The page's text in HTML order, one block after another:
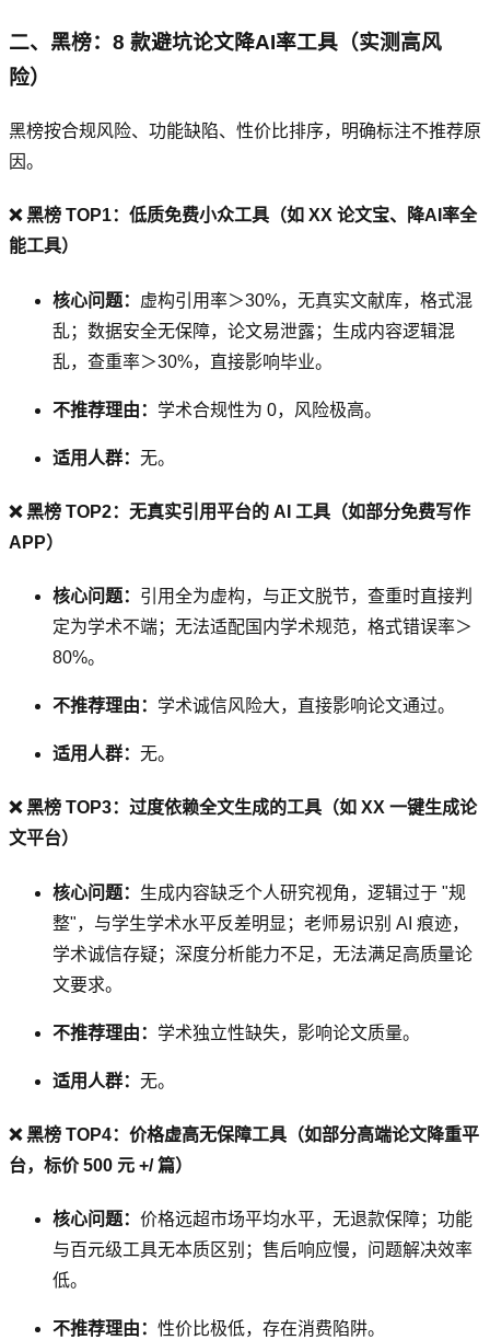
二、黑榜：8 款避坑论文降AI率工具（实测高风
险）
黑榜按合规风险、功能缺陷、性价比排序，明确标注不推荐原
因。
❌ 黑榜 TOP1：低质免费小众工具（如 XX 论文宝、降AI率全
能工具）
核心问题： 虚构引用率＞30%，无真实文献库，格式混
乱；数据安全无保障，论文易泄露；生成内容逻辑混
乱，查重率＞30%，直接影响毕业。
不推荐理由： 学术合规性为 0，风险极高。
适用人群： 无。
❌ 黑榜 TOP2：无真实引用平台的 AI 工具（如部分免费写作
APP）
核心问题： 引用全为虚构，与正文脱节，查重时直接判
定为学术不端；无法适配国内学术规范，格式错误率＞
80%。
不推荐理由： 学术诚信风险大，直接影响论文通过。
适用人群： 无。
❌ 黑榜 TOP3：过度依赖全文生成的工具（如 XX 一键生成论
文平台）
核心问题： 生成内容缺乏个人研究视角，逻辑过于 "规
整"，与学生学术水平反差明显；老师易识别 AI 痕迹，
学术诚信存疑；深度分析能力不足，无法满足高质量论
文要求。
不推荐理由： 学术独立性缺失，影响论文质量。
适用人群： 无。
❌ 黑榜 TOP4：价格虚高无保障工具（如部分高端论文降重平
台，标价 500 元 +/ 篇）
核心问题： 价格远超市场平均水平，无退款保障；功能
与百元级工具无本质区别；售后响应慢，问题解决效率
低。
不推荐理由： 性价比极低，存在消费陷阱。